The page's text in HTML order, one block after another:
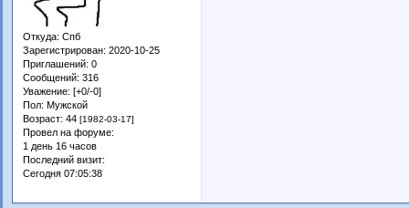
Откуда: Спб
Зарегистрирован: 2020-10-25
Приглашений: 0
Сообщений: 316
Уважение: [+0/-0]
Пол: Мужской
Возраст: 44 [1982-03-17]
Провел на форуме:
1 день 16 часов
Последний визит:
Сегодня 07:05:38